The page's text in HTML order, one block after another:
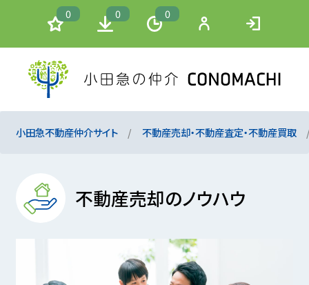
0 0 0
小田急不動産仲介サイト 不動産売却・不動産査定・不動産買取
不動産売却のノウハウ